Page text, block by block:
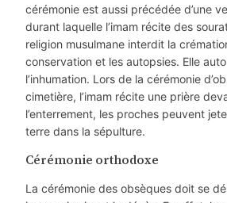
cérémonie est aussi précédée d’une
durant laquelle l’imam récite des
religion musulmane interdit la
conservation et les autopsies. Elle
l’inhumation. Lors de la cérémonie
cimetière, l’imam récite une prière
l’enterrement, les proches peuvent
terre dans la sépulture.
Cérémonie orthodoxe
La cérémonie des obsèques doit se